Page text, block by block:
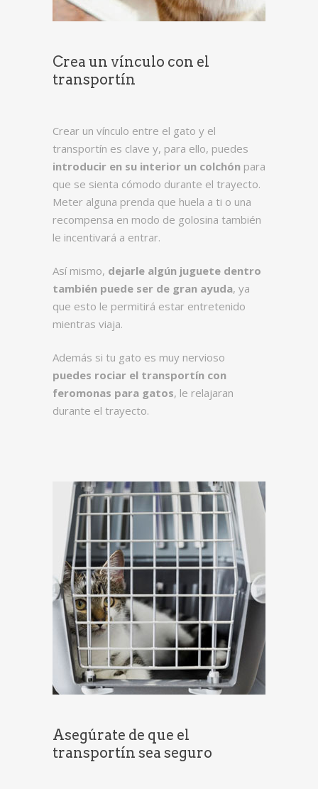
Crea un vínculo con el
transportín
Crear un vínculo entre el gato y el
transportín es clave y, para ello, puedes
introducir en su interior un colchón para
que se sienta cómodo durante el trayecto.
Meter alguna prenda que huela a ti o una
recompensa en modo de golosina también
le incentivará a entrar.
Así mismo, dejarle algún juguete dentro
también puede ser de gran ayuda, ya
que esto le permitirá estar entretenido
mientras viaja.
Además si tu gato es muy nervioso
puedes rociar el transportín con
feromonas para gatos, le relajaran
durante el trayecto.
Asegúrate de que el
transportín sea seguro